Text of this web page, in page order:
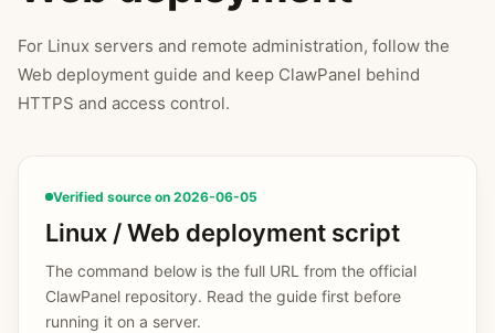
For Linux servers and remote administration, follow the
Web deployment guide and keep ClawPanel behind
HTTPS and access control.
Verified source on 2026-06-05
Linux / Web deployment script
The command below is the full URL from the official
ClawPanel repository. Read the guide first before
running it on a server.